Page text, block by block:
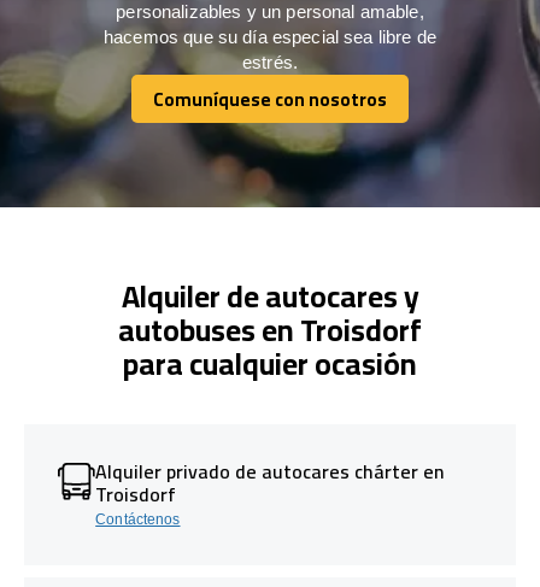
personalizables y un personal amable,
hacemos que su día especial sea libre de
estrés.
Comuníquese con nosotros
Comuníquese con nosotros
Alquiler de autocares y
autobuses en Troisdorf
para cualquier ocasión
Alquiler privado de autocares chárter en
Troisdorf
Contáctenos